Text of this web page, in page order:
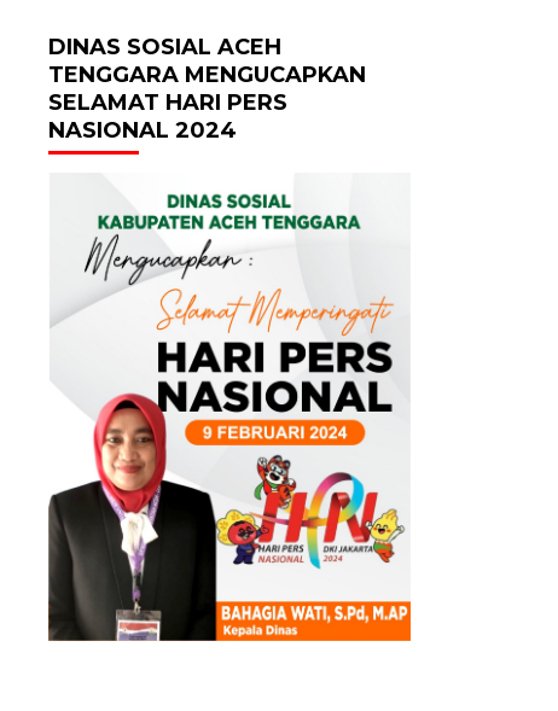
DINAS SOSIAL ACEH
TENGGARA MENGUCAPKAN
SELAMAT HARI PERS
NASIONAL 2024